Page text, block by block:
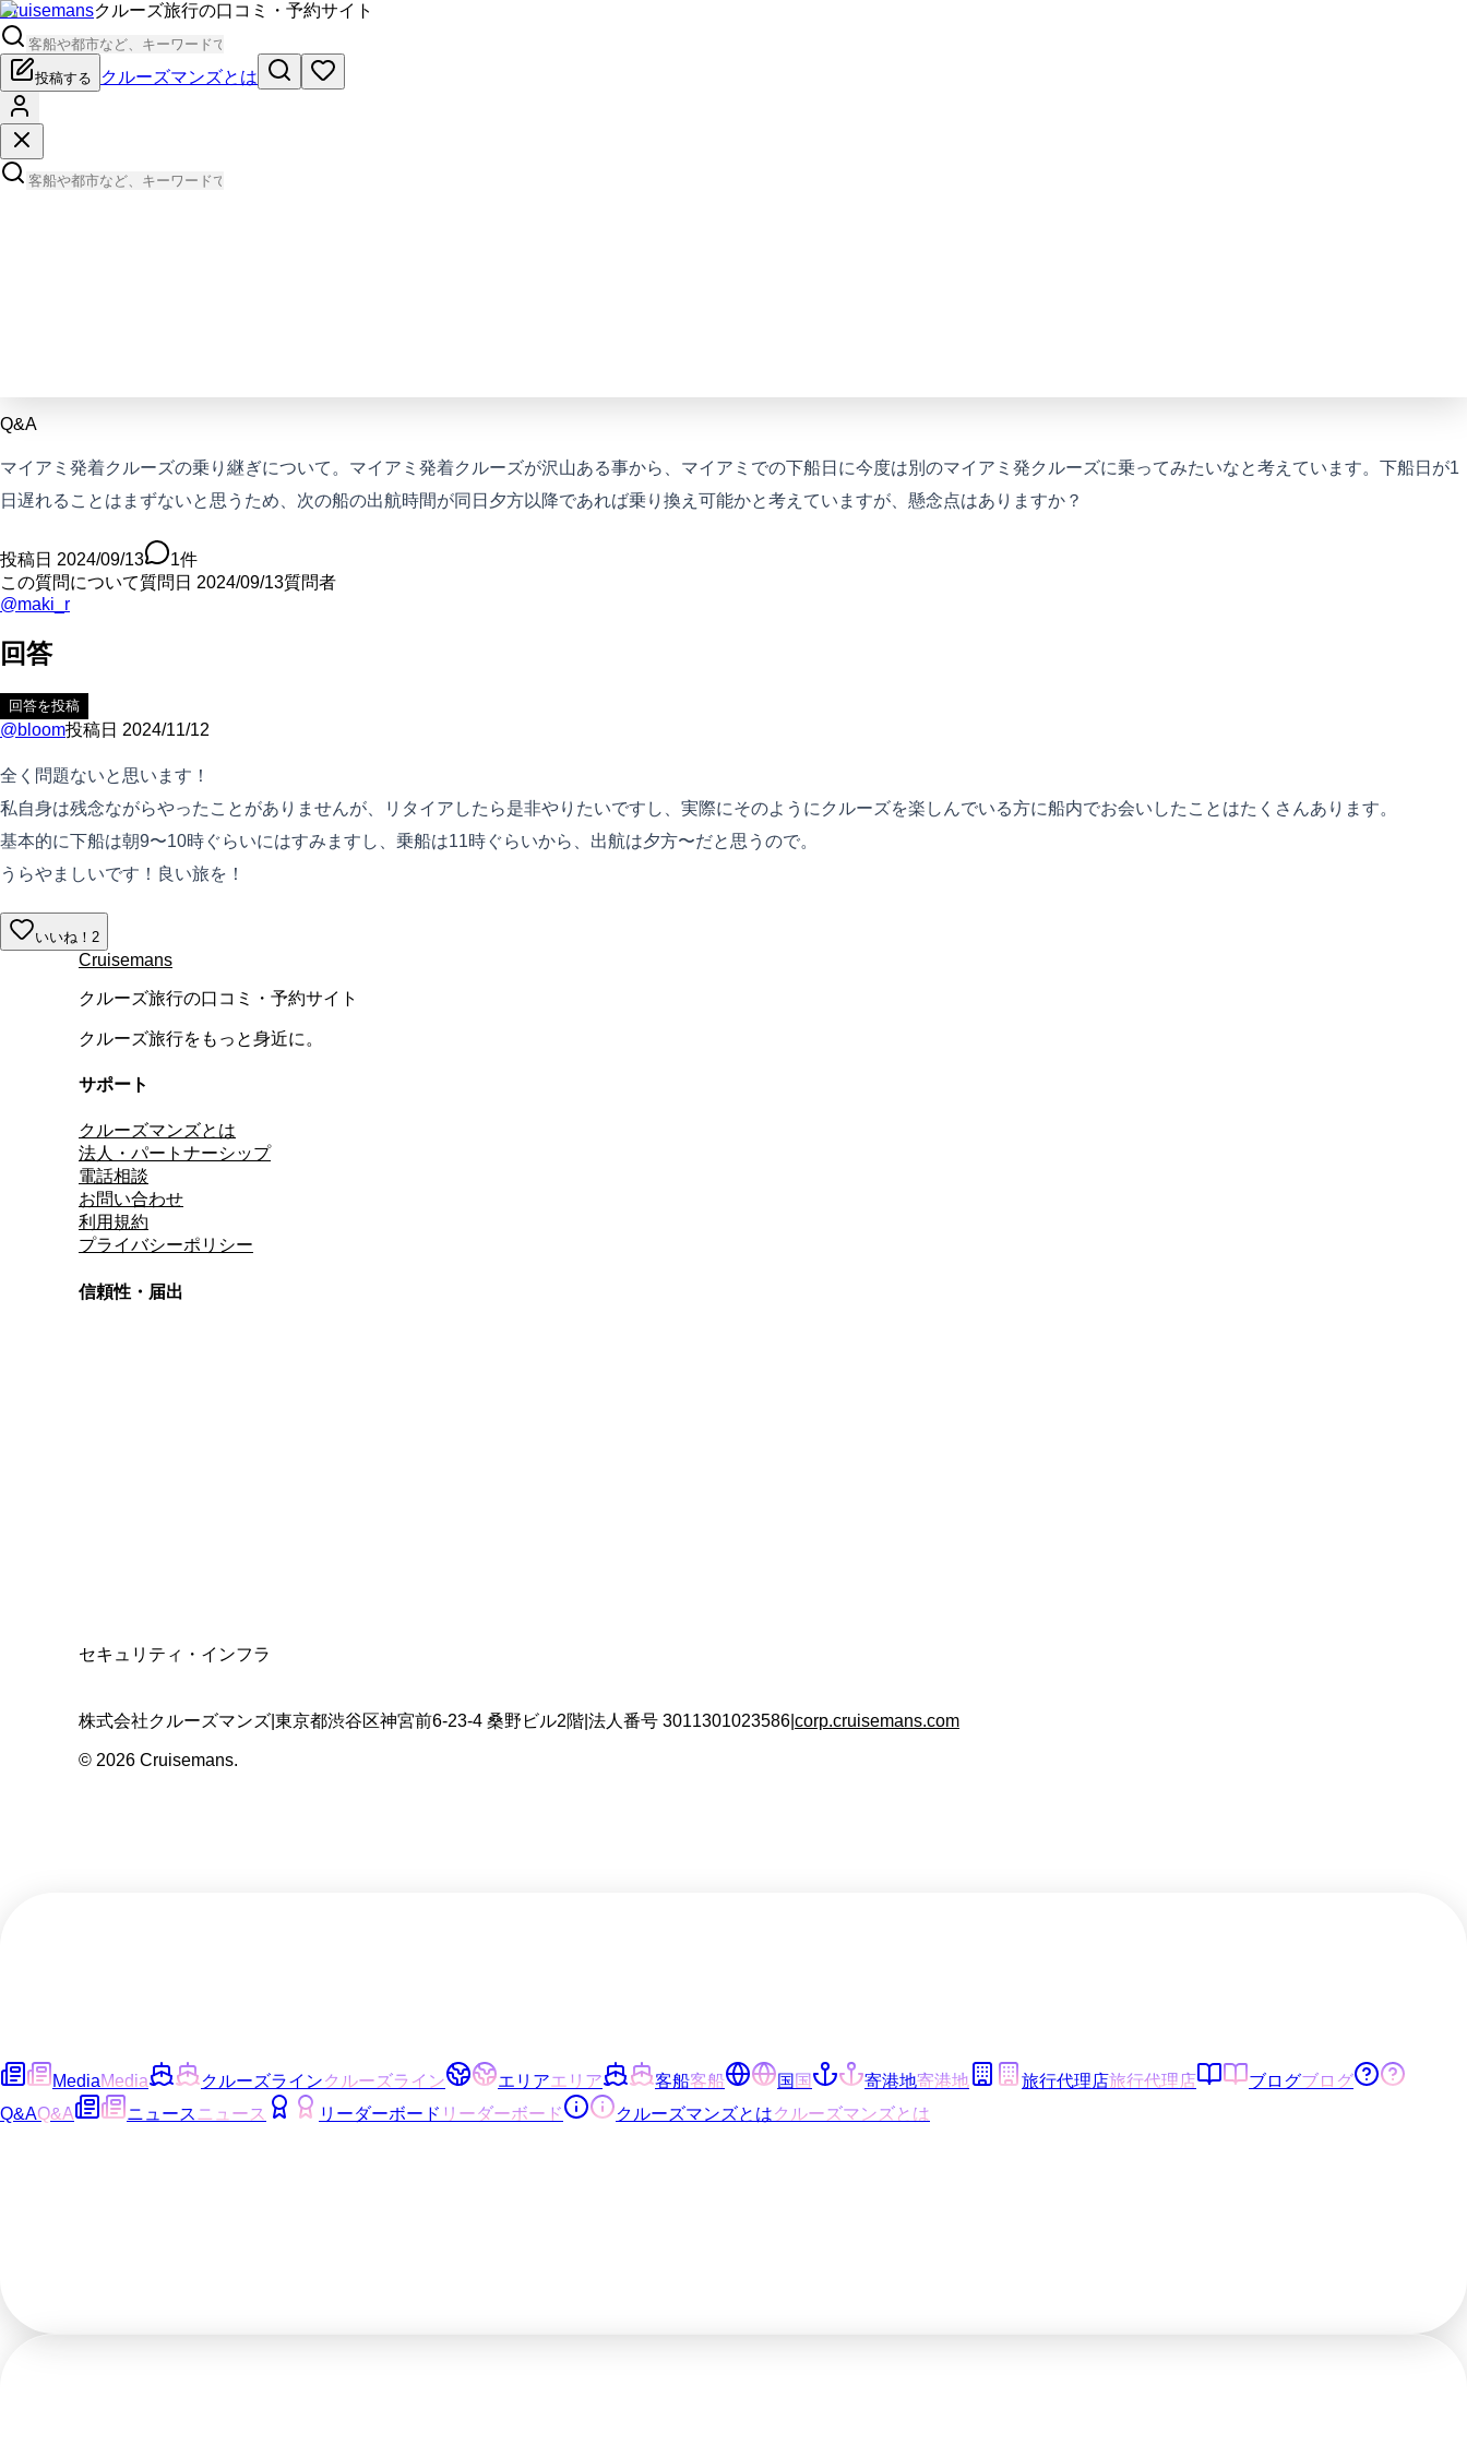
Cruisemansクルーズ旅行の口コミ・予約サイト
投稿する クルーズマンズとは
Q&A
マイアミ発着クルーズの乗り継ぎについて。マイアミ発着クルーズが沢山ある事から、マイアミでの下船日に今度は別のマイアミ発クルーズに乗ってみたいなと考えています。下船日が1
日遅れることはまずないと思うため、次の船の出航時間が同日夕方以降であれば乗り換え可能かと考えていますが、懸念点はありますか？
投稿日 2024/09/13 1件
この質問について質問日 2024/09/13質問者
@maki_r
回答
回答を投稿
@bloom投稿日 2024/11/12
全く問題ないと思います！
私自身は残念ながらやったことがありませんが、リタイアしたら是非やりたいですし、実際にそのようにクルーズを楽しんでいる方に船内でお会いしたことはたくさんあります。
基本的に下船は朝9〜10時ぐらいにはすみますし、乗船は11時ぐらいから、出航は夕方〜だと思うので。
うらやましいです！良い旅を！
いいね！ 2
Cruisemans
クルーズ旅行の口コミ・予約サイト
クルーズ旅行をもっと身近に。
サポート
クルーズマンズとは
法人・パートナーシップ
電話相談
お問い合わせ
利用規約
プライバシーポリシー
信頼性・届出
セキュリティ・インフラ
株式会社クルーズマンズ 東京都渋谷区神宮前6-23-4 桑野ビル2階 法人番号 3011301023586 corp.cruisemans.com
© 2026 Cruisemans.
MediaMedia クルーズラインクルーズライン エリアエリア 客船客船 国国 寄港地寄港地 旅行代理店旅行代理店 ブログブログ
Q&AQ&A ニュース ニュース リーダーボード リーダーボード クルーズマンズとはクルーズマンズとは